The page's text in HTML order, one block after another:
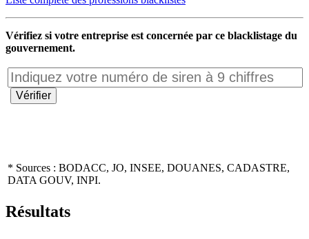
Vérifiez si votre entreprise est concernée par ce blacklistage du
gouvernement.
* Sources : BODACC, JO, INSEE, DOUANES, CADASTRE,
DATA GOUV, INPI.
Résultats